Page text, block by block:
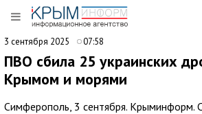
3 сентября 2025 07:58
ПВО сбила 25 украинских
Крымом и морями
Симферополь, 3 сентября. Крыминформ.